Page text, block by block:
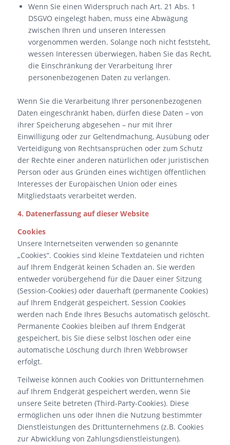
Wenn Sie einen Widerspruch nach Art. 21 Abs. 1
DSGVO eingelegt haben, muss eine Abwägung
zwischen Ihren und unseren Interessen
vorgenommen werden. Solange noch nicht feststeht,
wessen Interessen überwiegen, haben Sie das Recht,
die Einschränkung der Verarbeitung Ihrer
personenbezogenen Daten zu verlangen.
Wenn Sie die Verarbeitung Ihrer personenbezogenen
Daten eingeschränkt haben, dürfen diese Daten – von
ihrer Speicherung abgesehen – nur mit Ihrer
Einwilligung oder zur Geltendmachung, Ausübung oder
Verteidigung von Rechtsansprüchen oder zum Schutz
der Rechte einer anderen natürlichen oder juristischen
Person oder aus Gründen eines wichtigen öffentlichen
Interesses der Europäischen Union oder eines
Mitgliedstaats verarbeitet werden.
4. Datenerfassung auf dieser Website
Cookies
Unsere Internetseiten verwenden so genannte
„Cookies“. Cookies sind kleine Textdateien und richten
auf Ihrem Endgerät keinen Schaden an. Sie werden
entweder vorübergehend für die Dauer einer Sitzung
(Session-Cookies) oder dauerhaft (permanente Cookies)
auf Ihrem Endgerät gespeichert. Session Cookies
werden nach Ende Ihres Besuchs automatisch gelöscht.
Permanente Cookies bleiben auf Ihrem Endgerät
gespeichert, bis Sie diese selbst löschen oder eine
automatische Löschung durch Ihren Webbrowser
erfolgt.
Teilweise können auch Cookies von Drittunternehmen
auf Ihrem Endgerät gespeichert werden, wenn Sie
unsere Seite betreten (Third-Party-Cookies). Diese
ermöglichen uns oder Ihnen die Nutzung bestimmter
Dienstleistungen des Drittunternehmens (z.B. Cookies
zur Abwicklung von Zahlungsdienstleistungen).